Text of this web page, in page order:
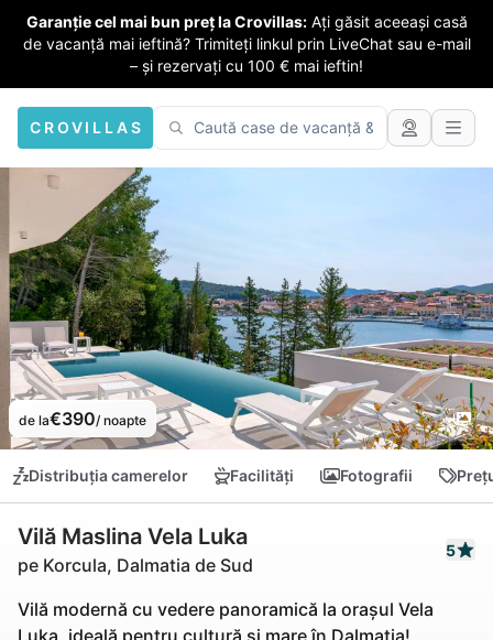
Garanție cel mai bun preț la Crovillas: Ați găsit aceeași casă
de vacanță mai ieftină? Trimiteți linkul prin LiveChat sau e-mail
– și rezervați cu 100 € mai ieftin!
CROVILLAS
de la€390/ noapte
Distribuția camerelor Facilități Fotografii
Vilă Maslina Vela Luka
pe Korcula, Dalmatia de Sud
5
Vilă modernă cu vedere panoramică la orașul Vela
Luka, ideală pentru cultură și mare în Dalmatia!